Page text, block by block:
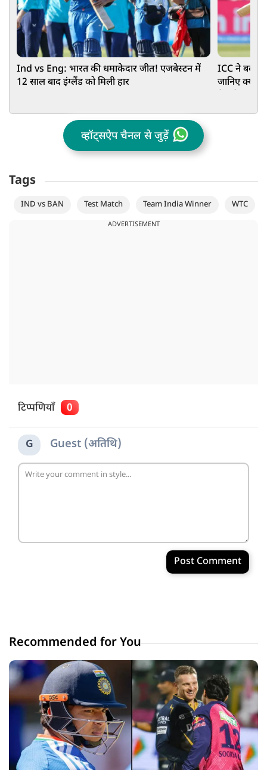
Ind vs Eng: भारत की धमाकेदार जीत! एजबेस्टन में
12 साल बाद इंग्लैंड को मिली हार
ICC ने बदला
जानिए क्या
व्हॉट्सऐप चैनल से जुड़ें
Tags
IND vs BAN Test Match Team India Winner WTC
ADVERTISEMENT
टिप्पणियाँ 0
G Guest (अतिथि)
Post Comment
Recommended for You